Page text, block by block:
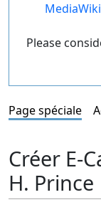
Please
Page spéciale
Créer E-
H. Prince